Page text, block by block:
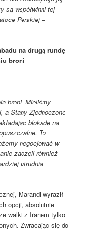
są współwinni tej
Perskiej –
na drugą rundę
broni
broni. Mieliśmy
a Stany Zjednoczone
blokadę na
To
negocjować w
zaczęli również
utrudnia
Marandi wyraził
opcji, absolutnie
walki z Iranem tylko
Zwracając się do